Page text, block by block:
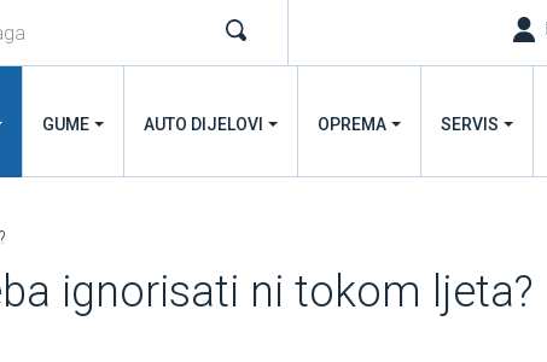
GUME AUTO DIJELOVI OPREMA SERVIS
ignorisati ni tokom ljeta?